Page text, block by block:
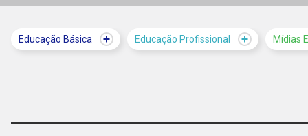
Educação Básica Educação Profissional Mídias